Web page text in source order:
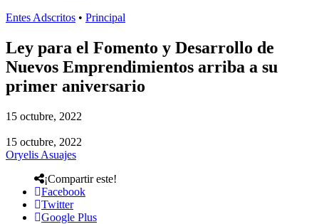
Entes Adscritos • Principal
Ley para el Fomento y Desarrollo de
Nuevos Emprendimientos arriba a su
primer aniversario
15 octubre, 2022
15 octubre, 2022
Oryelis Asuajes
¡Compartir este!
Facebook
Twitter
Google Plus